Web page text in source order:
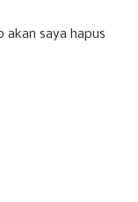
akan saya hapus